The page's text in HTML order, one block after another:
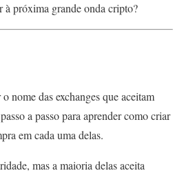
à próxima grande onda cripto?
nome das exchanges que aceitam
a passo para aprender como criar
em cada uma delas.
mas a maioria delas aceita